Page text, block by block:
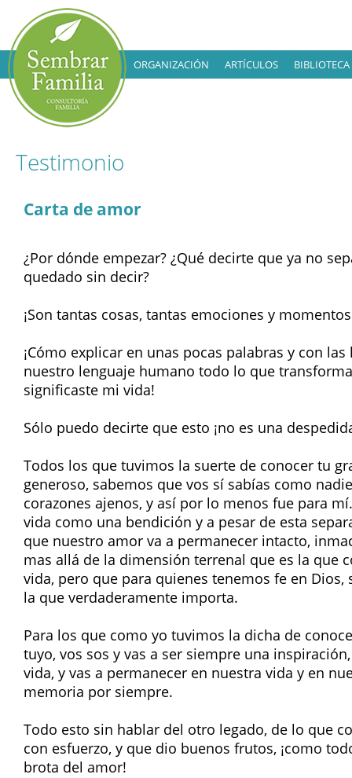
ORGANIZACIÓN ARTÍCULOS
Testimonio
Carta de amor
¿Por dónde empezar? ¿Qué decirte que ya no
quedado sin decir?
¡Son tantas cosas, tantas emociones y
¡Cómo explicar en unas pocas palabras y con
nuestro lenguaje humano todo lo que
significaste mi vida!
Sólo puedo decirte que esto ¡no es una
Todos los que tuvimos la suerte de conocer tu
generoso, sabemos que vos sí sabías como
corazones ajenos, y así por lo menos fue para
vida como una bendición y a pesar de esta
que nuestro amor va a permanecer intacto,
mas allá de la dimensión terrenal que es la que
vida, pero que para quienes tenemos fe en Dios,
la que verdaderamente importa.
Para los que como yo tuvimos la dicha de
tuyo, vos sos y vas a ser siempre una
vida, y vas a permanecer en nuestra vida y en
memoria por siempre.
Todo esto sin hablar del otro legado, de lo que
con esfuerzo, y que dio buenos frutos, ¡como
brota del amor!